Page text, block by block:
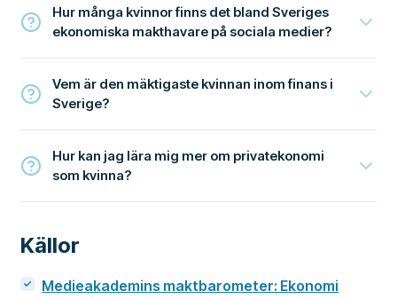
Hur många kvinnor finns det bland Sveriges
ekonomiska makthavare på sociala medier?
Vem är den mäktigaste kvinnan inom finans i
Sverige?
Hur kan jag lära mig mer om privatekonomi
som kvinna?
Källor
Medieakademins maktbarometer: Ekonomi